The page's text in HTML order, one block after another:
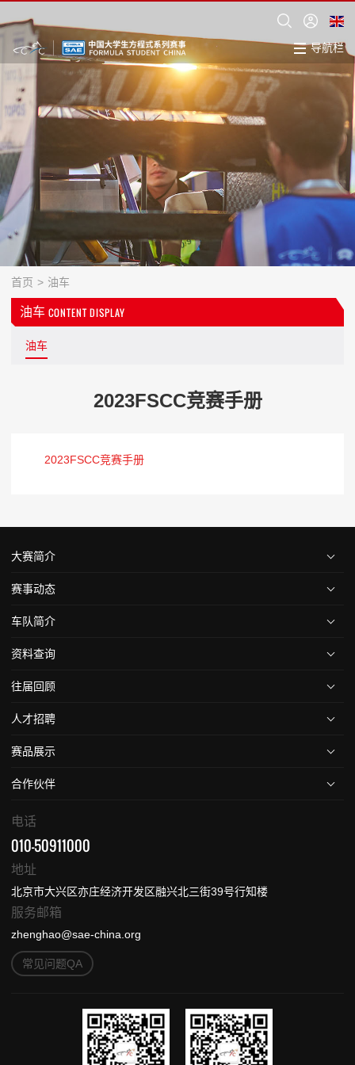
导航栏
首页 > 油车
油车 CONTENT DISPLAY
油车
2023FSCC竞赛手册
2023FSCC竞赛手册
大赛简介
赛事动态
车队简介
资料查询
往届回顾
人才招聘
赛品展示
合作伙伴
电话
010-50911000
地址
北京市大兴区亦庄经济开发区融兴北三街39号行知楼
服务邮箱
zhenghao@sae-china.org
常见问题QA